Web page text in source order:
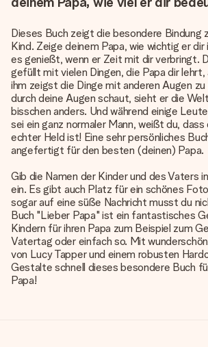
Dieses Buch zeigt die besondere Bindung
Kind. Zeige deinem Papa, wie wichtig er dir
es genießt, wenn er Zeit mit dir verbringt.
gefüllt mit vielen Dingen, die Papa dir lehrt,
ihm zeigst die Dinge mit anderen Augen zu
durch deine Augen schaut, sieht er die
bisschen anders. Und während einige
sei ein ganz normaler Mann, weißt du, dass
echter Held ist! Eine sehrpersönliches
angefertigt für den besten (deinen) Papa.
Gib die Namen der Kinder und des Vaters
ein. Es gibt auch Platz für ein schönes
sogar auf eine süße Nachricht musst du
Buch "Lieber Papa" ist ein fantastisches
Kindern für ihren Papa zum Beispiel zum
Vatertag oder einfach so. Mit
von Lucy Tapper und einem robusten
Gestalte schnell dieses besondere Buch
Papa!